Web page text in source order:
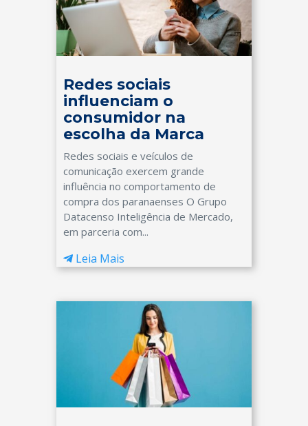
Redes sociais
influenciam o
consumidor na
escolha da Marca
Redes sociais e veículos de
comunicação exercem grande
influência no comportamento de
compra dos paranaenses O Grupo
Datacenso Inteligência de Mercado,
em parceria com...
Leia Mais